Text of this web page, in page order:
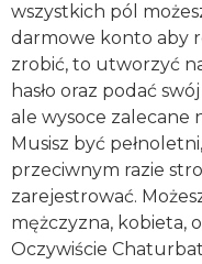
wszystkich pól
darmowe konto aby
zrobić, to utworzyć
hasło oraz podać
ale wysoce zalecane
Musisz być
przeciwnym razie
zarejestrować.
mężczyzna, kobieta,
Oczywiście